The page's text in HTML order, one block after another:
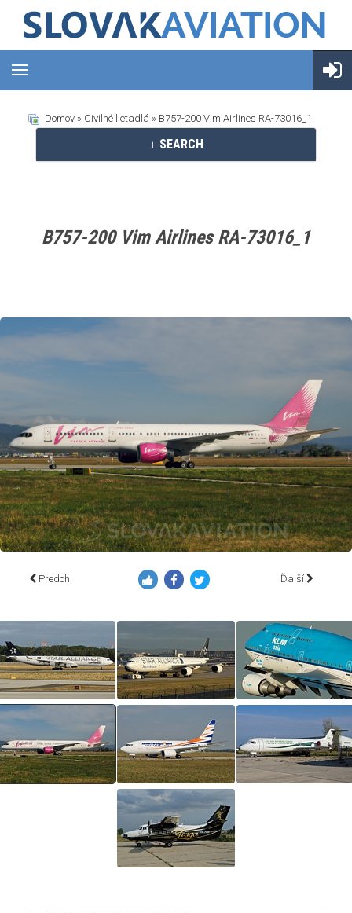
Domov » Civilné lietadlá » B757-200 Vim Airlines RA-73016_1
SEARCH
B757-200 Vim Airlines RA-73016_1
Predch. Ďalší